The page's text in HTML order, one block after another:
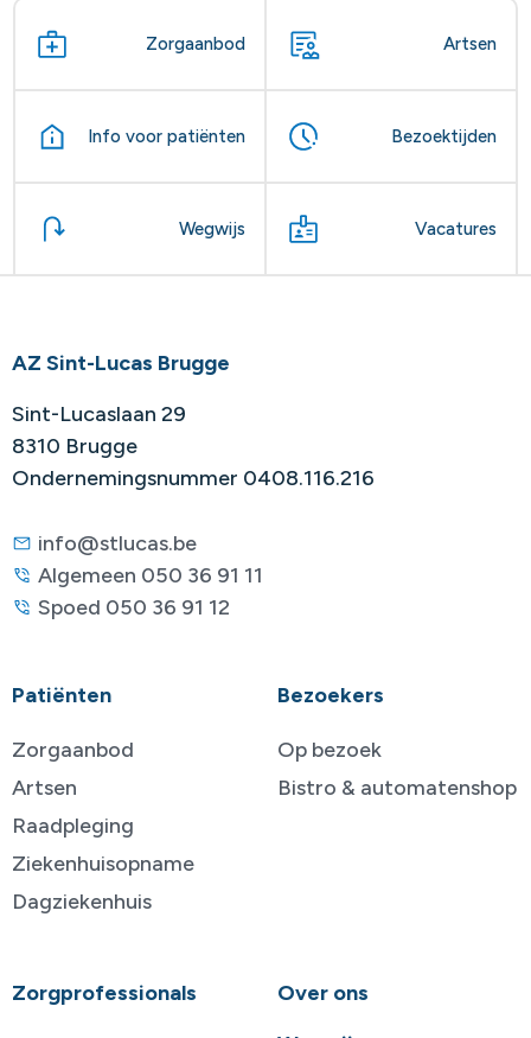
Zorgaanbod Artsen
Info voor patiënten Bezoektijden
Wegwijs Vacatures
AZ Sint-Lucas Brugge
Sint-Lucaslaan 29
8310 Brugge
Ondernemingsnummer 0408.116.216
info@stlucas.be
Algemeen 050 36 91 11
Spoed 050 36 91 12
Patiënten
Zorgaanbod
Artsen
Raadpleging
Ziekenhuisopname
Dagziekenhuis
Bezoekers
Op bezoek
Bistro & automatenshop
Zorgprofessionals
Over ons